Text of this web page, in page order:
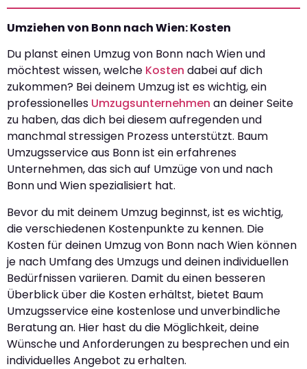
Umziehen von Bonn nach Wien: Kosten
Du planst einen Umzug von Bonn nach Wien und
möchtest wissen, welche Kosten dabei auf dich
zukommen? Bei deinem Umzug ist es wichtig, ein
professionelles Umzugsunternehmen an deiner Seite
zu haben, das dich bei diesem aufregenden und
manchmal stressigen Prozess unterstützt. Baum
Umzugsservice aus Bonn ist ein erfahrenes
Unternehmen, das sich auf Umzüge von und nach
Bonn und Wien spezialisiert hat.
Bevor du mit deinem Umzug beginnst, ist es wichtig,
die verschiedenen Kostenpunkte zu kennen. Die
Kosten für deinen Umzug von Bonn nach Wien können
je nach Umfang des Umzugs und deinen individuellen
Bedürfnissen variieren. Damit du einen besseren
Überblick über die Kosten erhältst, bietet Baum
Umzugsservice eine kostenlose und unverbindliche
Beratung an. Hier hast du die Möglichkeit, deine
Wünsche und Anforderungen zu besprechen und ein
individuelles Angebot zu erhalten.